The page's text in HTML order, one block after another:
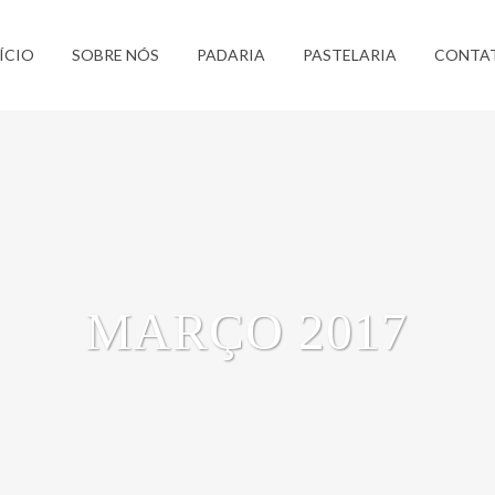
SOBRE NÓS PADARIA PASTELARIA
MARÇO 2017